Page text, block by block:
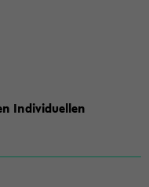
Individuellen